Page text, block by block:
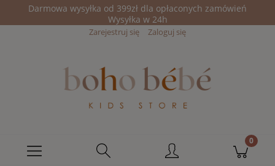
Darmowa wysyłka od 399zł dla opłaconych zamówień
Wysyłka w 24h
Zarejestruj się Zaloguj się